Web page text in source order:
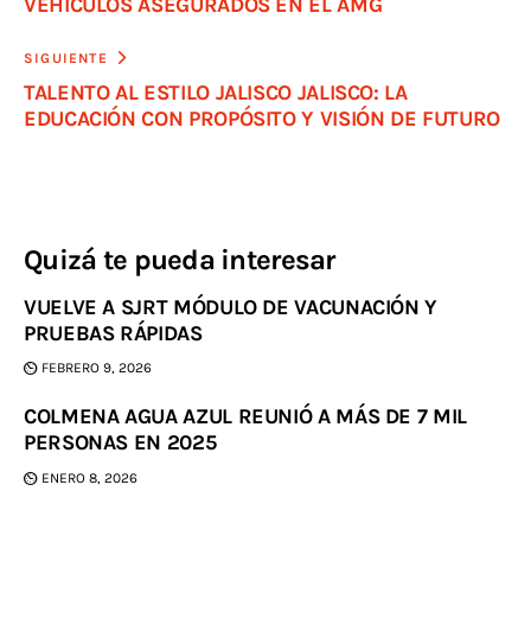
SIGUIENTE
TALENTO AL ESTILO JALISCO JALISCO: LA
EDUCACIÓN CON PROPÓSITO Y VISIÓN DE FUTURO
Quizá te pueda interesar
VUELVE A SJRT MÓDULO DE VACUNACIÓN Y
PRUEBAS RÁPIDAS
FEBRERO 9, 2026
COLMENA AGUA AZUL REUNIÓ A MÁS DE 7 MIL
PERSONAS EN 2025
ENERO 8, 2026